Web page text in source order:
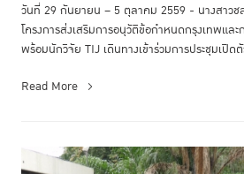
วันที่ 29 กันยายน – 5 ตุลาคม 2559 - นางสาวช
โครงการส่งเสริมการอนุวัติข้อกำหนดกรุงเทพแล
พร้อมนักวิจัย TIJ เดินทางเข้าร่วมการประชุมเปิ
Read More